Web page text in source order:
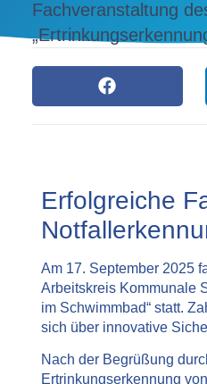
Fachveranstaltung
Erfolgreiche
Am 17. September 2025
Arbeitskreis Kommunale
im Schwimmbad“ statt.
sich über innovative
Nach der Begrüßung
Ertrinkungserkennung